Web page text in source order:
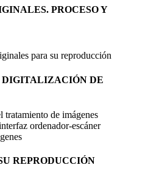
PROCESO Y
para su reproducción
DIGITALIZACIÓN DE
de imágenes
ordenador-escáner
REPRODUCCIÓN